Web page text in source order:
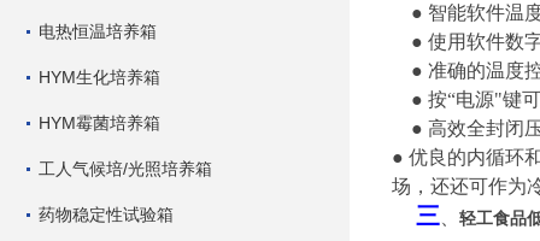
电热恒温培养箱
HYM生化培养箱
HYM霉菌培养箱
工人气候培/光照培养箱
药物稳定性试验箱
● 智能软件温
● 使用软件数
● 准确的温度
● 按“电源"键
● 高效全封闭
● 优良的内循环
场，还还可作为
三 轻工食品